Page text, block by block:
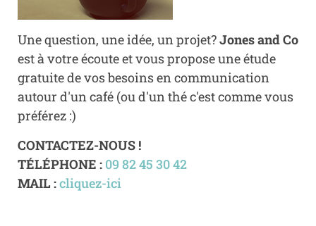
Une question, une idée, un projet?Jones and Co
est à votre écoute et vous propose une étude
gratuite de vos besoins en communication
autour d'un café (ou d'un thé c'est comme vous
préférez :)
CONTACTEZ-NOUS !
TÉLÉPHONE : 09 82 45 30 42
MAIL :cliquez-ici